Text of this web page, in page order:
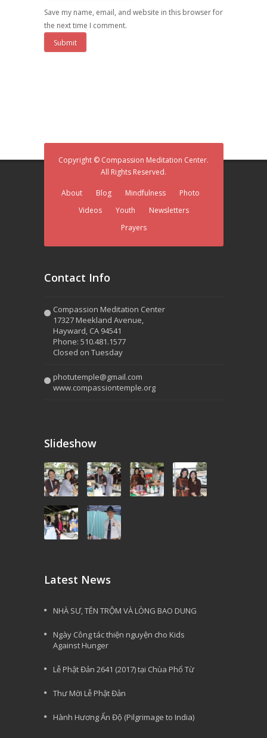
Save my name, email, and website in this browser for
the next time I comment.
Copyright © Compassion Meditation Center.
All Rights Reserved.
About Blog Mindfulness
Photo
Videos
Youth
Newsletters
Prayers
Contact Info
Compassion Meditation Center
17327 Meekland Avenue,
Hayward, CA 94541
Phone: 510.481.1577
Closed on Tuesday
photutemple@gmail.com
www.compassiontemple.org
Slideshow
Latest News
NHÀ SƯ, TÊN TRỘM VÀ LÒNG BAO DUNG
Ngày Công tác thiện nguyện cho Kids
Against Hunger
Lễ Phật Đản 2641 (2017) tại Chùa Phổ Từ
Thư Mời Lễ Phật Đản
Hành Hương Ấn Độ (Pilgrimage to India)